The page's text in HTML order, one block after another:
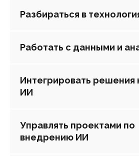
Разбираться в
Работать с данными и
Интегрировать решения
ИИ
Управлять проектами по
внедрению ИИ